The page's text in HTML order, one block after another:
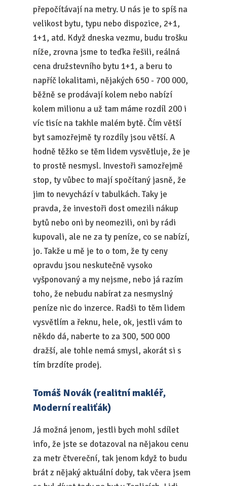
přepočítávají na metry. U nás je to spíš na
velikost bytu, typu nebo dispozice, 2+1,
1+1, atd. Když dneska vezmu, budu trošku
níže, zrovna jsme to teďka řešili, reálná
cena družstevního bytu 1+1, a beru to
napříč lokalitami, nějakých 650 - 700 000,
běžně se prodávají kolem nebo nabízí
kolem milionu a už tam máme rozdíl 200 i
víc tisíc na takhle malém bytě. Čím větší
byt samozřejmě ty rozdíly jsou větší. A
hodně těžko se těm lidem vysvětluje, že je
to prostě nesmysl. Investoři samozřejmě
stop, ty vůbec to mají spočítaný jasně, že
jim to nevychází v tabulkách. Taky je
pravda, že investoři dost omezili nákup
bytů nebo oni by neomezili, oni by rádi
kupovali, ale ne za ty peníze, co se nabízí,
jo. Takže u mě je to o tom, že ty ceny
opravdu jsou neskutečně vysoko
vyšponovaný a my nejsme, nebo já razím
toho, že nebudu nabírat za nesmyslný
peníze nic do inzerce. Radši to těm lidem
vysvětlím a řeknu, hele, ok, jestli vám to
někdo dá, naberte to za 300, 500 000
dražší, ale tohle nemá smysl, akorát si s
tím brzdíte prodej.
Tomáš Novák (realitní makléř,
Moderní realiťák)
Já možná jenom, jestli bych mohl sdílet
info, že jste se dotazoval na nějakou cenu
za metr čtvereční, tak jenom když to budu
brát z nějaký aktuální doby, tak včera jsem